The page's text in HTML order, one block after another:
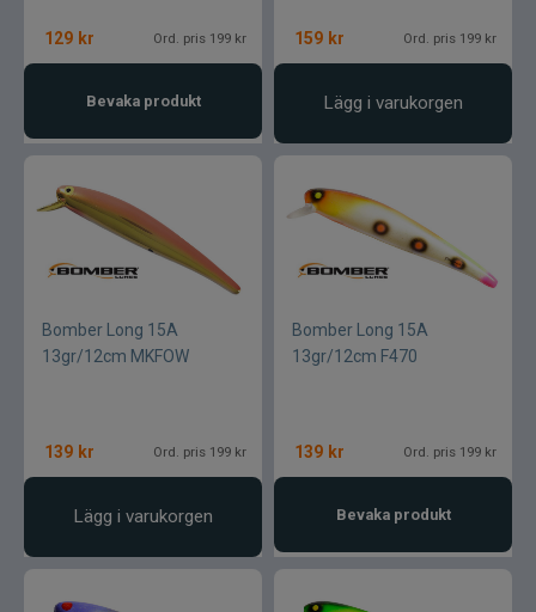
Scotty
SemperFli
Simms
Sölvekroken
Sportsystem
129 kr Ord. pris 199 kr
Bevaka produkt
159 kr Ord. pris 199 kr
Lägg i varukorgen
Bomber Long 15A
13gr/12cm MKFOW
139 kr Ord. pris 199 kr
Lägg i varukorgen
Bomber Long 15A
13gr/12cm F470
139 kr Ord. pris 199 kr
Bevaka produkt